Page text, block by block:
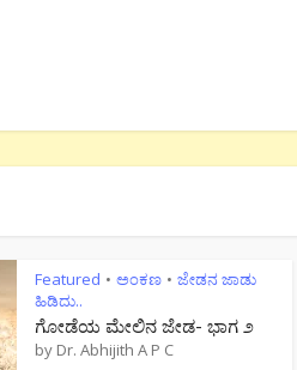
Featured • ಅಂಕಣ • ಜೇಡನ ಜಾಡು
ಹಿಡಿದು..
ಗೋಡೆಯ ಮೇಲಿನ ಜೇಡ- ಭಾಗ ೨
by Dr. Abhijith A P C